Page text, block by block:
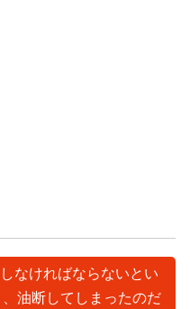
なければならないとい
油断してしまったのだ